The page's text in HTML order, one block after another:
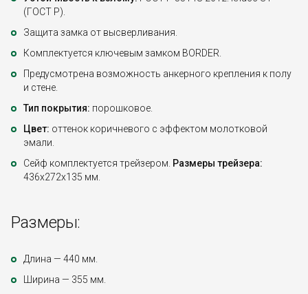
(ГОСТ Р).
Защита замка от высверливания.
Комплектуется ключевым замком BORDER.
Предусмотрена возможность анкерного крепления к полу
и стене.
Тип покрытия: порошковое.
Цвет: оттенок коричневого с эффектом молотковой
эмали.
Сейф комплектуется трейзером. Размеры трейзера:
436x272x135 мм.
Размеры:
Длина — 440 мм.
Ширина — 355 мм.